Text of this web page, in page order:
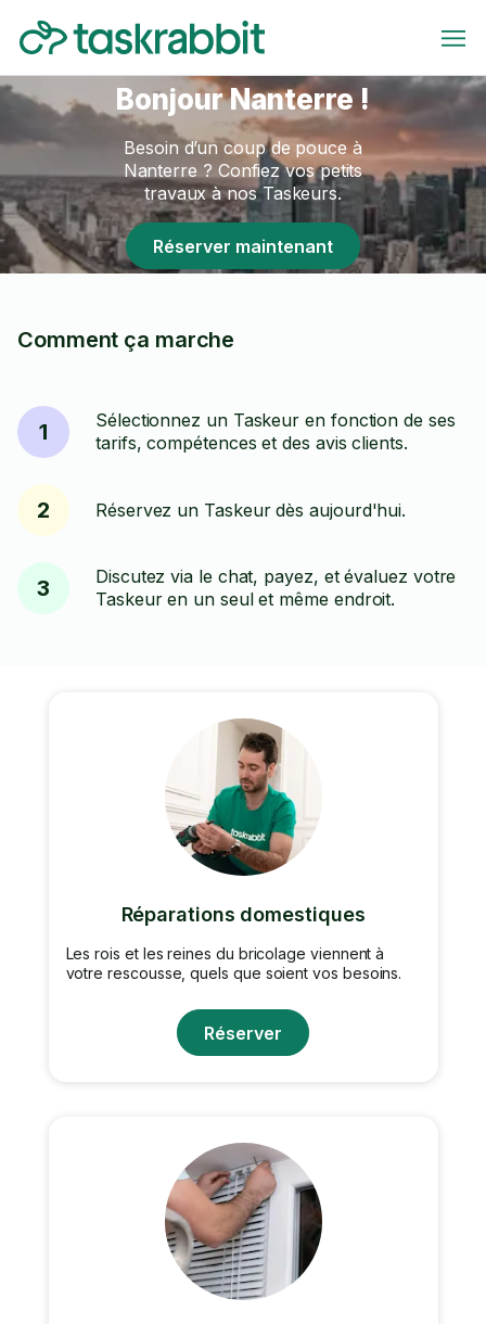
Bonjour Nanterre !
Besoin d’un coup de pouce à
Nanterre ? Confiez vos petits
travaux à nos Taskeurs.
Réserver maintenant
Comment ça marche
1
Sélectionnez un Taskeur en fonction de ses
tarifs, compétences et des avis clients.
2 Réservez un Taskeur dès aujourd'hui.
3
Discutez via le chat, payez, et évaluez votre
Taskeur en un seul et même endroit.
Réparations domestiques
Les rois et les reines du bricolage viennent à
votre rescousse, quels que soient vos besoins.
Réserver